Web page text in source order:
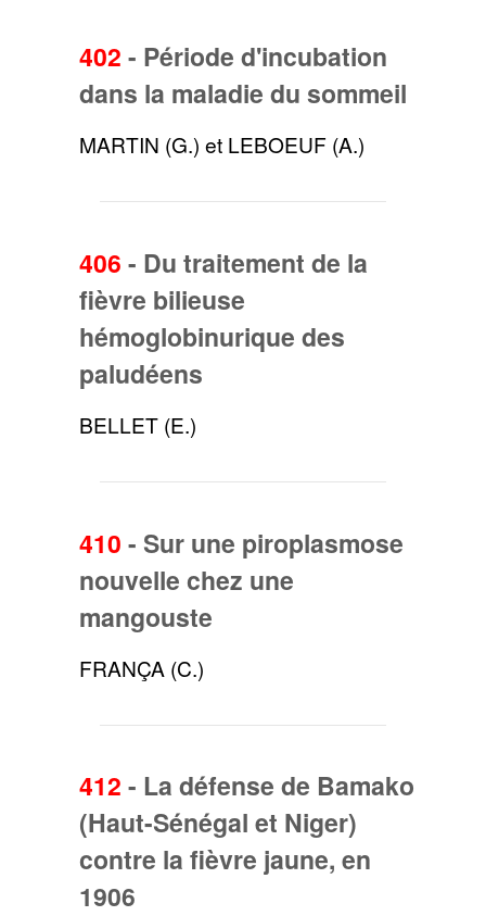
402 - Période d'incubation
dans la maladie du sommeil
MARTIN (G.) et LEBOEUF (A.)
406 - Du traitement de la
fièvre bilieuse
hémoglobinurique des
paludéens
BELLET (E.)
410 - Sur une piroplasmose
nouvelle chez une
mangouste
FRANÇA (C.)
412 - La défense de Bamako
(Haut-Sénégal et Niger)
contre la fièvre jaune, en
1906